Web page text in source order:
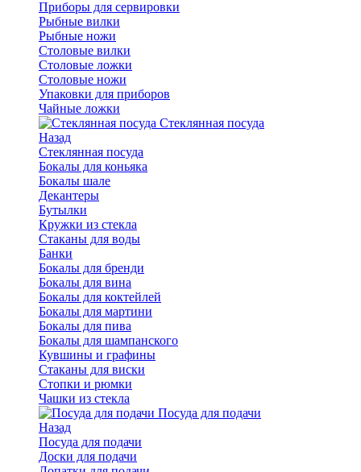
Приборы для сервировки
Рыбные вилки
Рыбные ножи
Столовые вилки
Столовые ложки
Столовые ножи
Упаковки для приборов
Чайные ложки
Стеклянная посуда
Назад
Стеклянная посуда
Бокалы для коньяка
Бокалы шале
Декантеры
Бутылки
Кружки из стекла
Стаканы для воды
Банки
Бокалы для бренди
Бокалы для вина
Бокалы для коктейлей
Бокалы для мартини
Бокалы для пива
Бокалы для шампанского
Кувшины и графины
Стаканы для виски
Стопки и рюмки
Чашки из стекла
Посуда для подачи
Назад
Посуда для подачи
Доски для подачи